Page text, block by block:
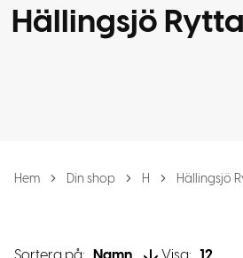
Hällingsjö
Hem Din shop H Hällingsjö